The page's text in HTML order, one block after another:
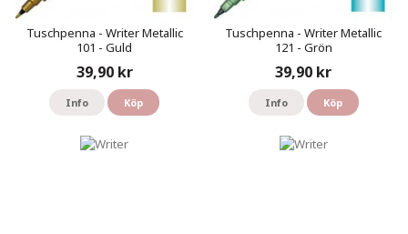
Tuschpenna - Writer Metallic
101 - Guld
39,90 kr
Info Köp
Tuschpenna - Writer Metallic
121 - Grön
39,90 kr
Info Köp